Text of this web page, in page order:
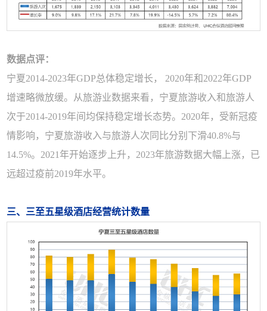
数据点评：
宁夏2014-2023年GDP总体稳定增长， 2020年和2022年GDP
增速略微放缓。从旅游业数据来看，宁夏旅游收入和旅游人
次于2014-2019年间均保持稳定增长态势。2020年，受新冠疫
情影响，宁夏旅游收入与旅游人次同比分别下滑40.8%与
14.5%。2021年开始逐步上升，2023年旅游数据大幅上涨，已
远超过疫前2019年水平。
三、三至五星级酒店经营统计数量